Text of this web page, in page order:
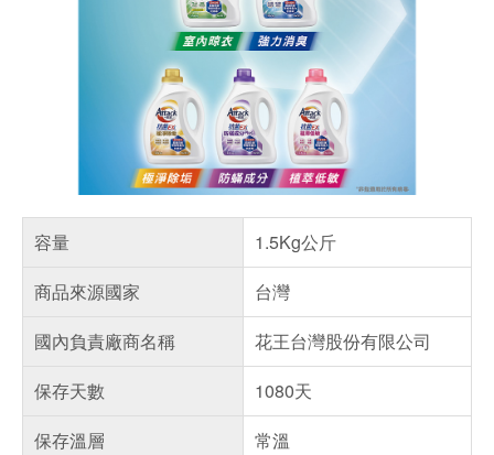
容量
1.5Kg公斤
商品來源國家
台灣
國內負責廠商名稱
花王台灣股份有限公司
保存天數
1080天
保存溫層
常溫